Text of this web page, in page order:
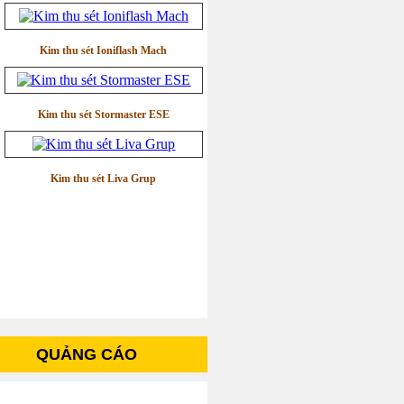
Kim thu sét Ioniflash Mach
Kim thu sét Stormaster ESE
Kim thu sét Liva Grup
QUẢNG CÁO